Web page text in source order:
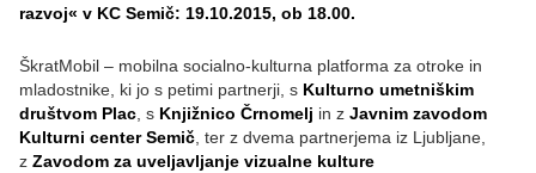
razvoj« v KC Semič: 19.10.2015, ob 18.00.
ŠkratMobil – mobilna socialno-kulturna platforma za otroke in
mladostnike, ki jo s petimi partnerji, s Kulturno umetniškim
društvom Plac , s Knjižnico Črnomelj in z Javnim zavodom
Kulturni center Semič , ter z dvema partnerjema iz Ljubljane,
z Zavodom za uveljavljanje vizualne kulture